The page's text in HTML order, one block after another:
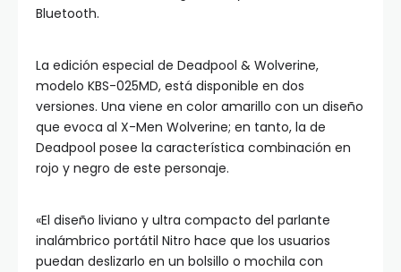
Bluetooth.
La edición especial de Deadpool & Wolverine,
modelo KBS-025MD, está disponible en dos
versiones. Una viene en color amarillo con un diseño
que evoca al X-Men Wolverine; en tanto, la de
Deadpool posee la característica combinación en
rojo y negro de este personaje.
«El diseño liviano y ultra compacto del parlante
inalámbrico portátil Nitro hace que los usuarios
puedan deslizarlo en un bolsillo o mochila con